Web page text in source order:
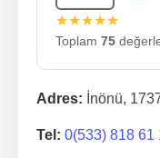
★★★★★
Toplam 75
Adres: İnönü,
Tel: 0(533) 818 61